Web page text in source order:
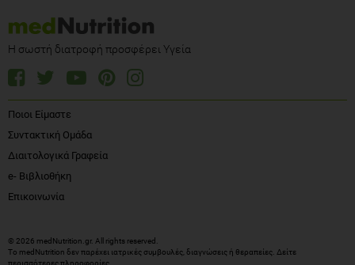
Η σωστή διατροφή προσφέρει Υγεία
Ποιοι Είμαστε
Συντακτική Ομάδα
Διαιτολογικά Γραφεία
e- Βιβλιοθήκη
Επικοινωνία
© 2026 medNutrition.gr. All rights reserved.
Το medNutrition δεν παρέχει ιατρικές συμβουλές, διαγνώσεις ή θεραπείες. Δείτε
περισσότερες πληροφορίες